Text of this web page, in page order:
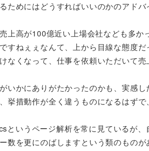
ためにはどうすればいいのかのアド
上高が100億近い上場会社なども多か
ねぇぇなんて、上から目線な態度だ
なくなって、仕事を依頼いただいて
かにありがたかったのかも、実感し
挙措動作が全く違うものになるはず
いうページ解析を常に見ているが、
を更にのばしますという類のものが